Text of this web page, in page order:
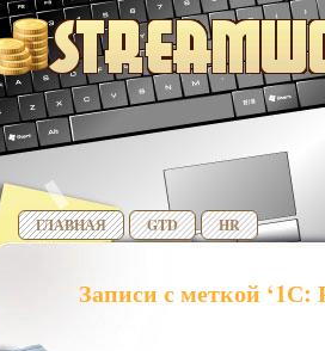
ГЛАВНАЯ GTD HR
Записи с меткой ‘1С: